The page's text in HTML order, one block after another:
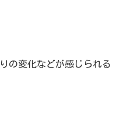
の変化などが感じられる